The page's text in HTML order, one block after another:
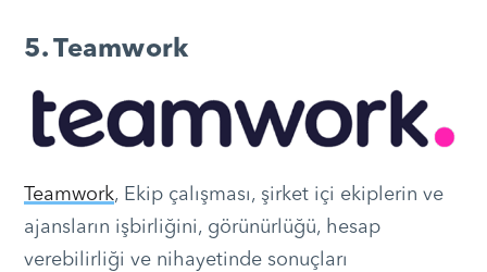
5. Teamwork
Teamwork, Ekip çalışması, şirket içi ekiplerin ve
ajansların işbirliğini, görünürlüğü, hesap
verebilirliği ve nihayetinde sonuçları